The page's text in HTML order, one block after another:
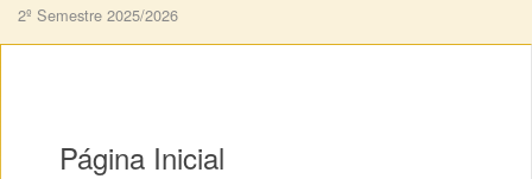
2º Semestre 2025/2026
Página Inicial